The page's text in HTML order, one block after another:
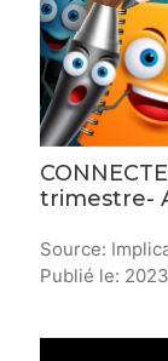
trimestre-
Source:
Publié le: